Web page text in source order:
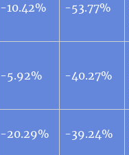
-10.42% -53.77%
-5.92% -40.27%
-20.29% -39.24%